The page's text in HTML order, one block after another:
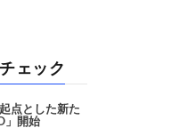
ェック
点とした新た
」開始